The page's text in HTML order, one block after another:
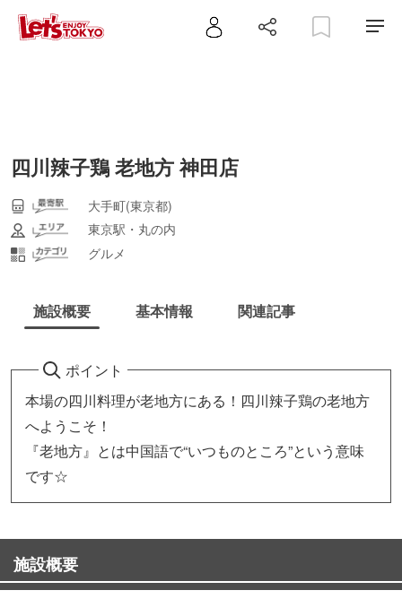
四川辣子鶏 老地方 神田店
大手町(東京都)
東京駅・丸の内
グルメ
施設概要 基本情報 関連記事
ポイント
本場の四川料理が老地方にある！四川辣子鶏の老地方
へようこそ！
『老地方』とは中国語で“いつものところ”という意味
です☆
施設概要